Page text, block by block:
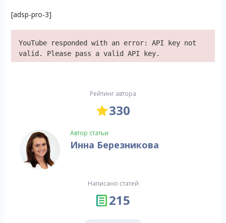
[adsp-pro-3]
YouTube responded with an error: API key not
valid. Please pass a valid API key.
Рейтинг автора
330
Автор статьи
Инна Березникова
Написано статей
215